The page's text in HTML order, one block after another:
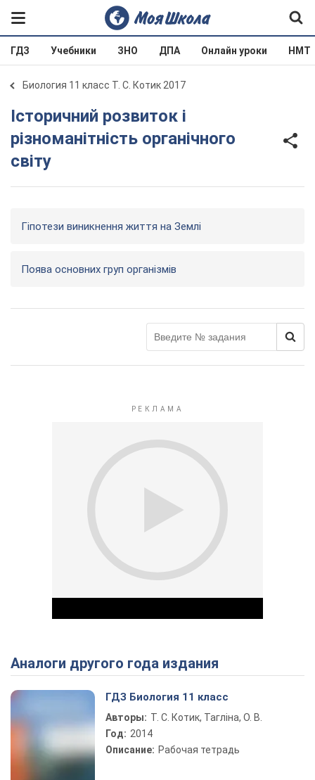
ГДЗ Учебники ЗНО ДПА Онлайн уроки НМТ
Биология 11 класс Т. С. Котик 2017
Історичний розвиток і
різноманітність органічного
світу
Гіпотези виникнення життя на Землі
Поява основних груп організмів
Play Video
Аналоги другого года издания
ГДЗ Биология 11 класс
Авторы: Т. С. Котик, Тагліна, О. В.
Год: 2014
Описание: Рабочая тетрадь